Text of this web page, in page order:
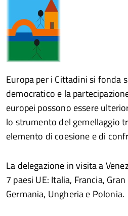
Europa per i Cittadini si fonda
democratico e la
europei possono essere
lo strumento del gemellaggio
elemento di coesione e di
La delegazione in visita a
7 paesi UE: Italia, Francia,
Germania, Ungheria e Polonia.